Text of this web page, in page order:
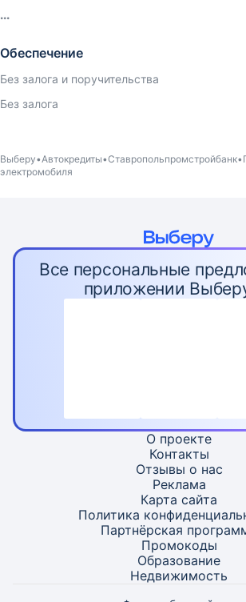
Обеспечение
Без залога и поручительства
Без залога
Выберу Автокредиты Ставропольпромстройбанк
электромобиля
Все персональные
приложении
О проекте
Контакты
Отзывы о нас
Реклама
Карта сайта
Политика
Партнёрская
Промокоды
Образование
Недвижимость